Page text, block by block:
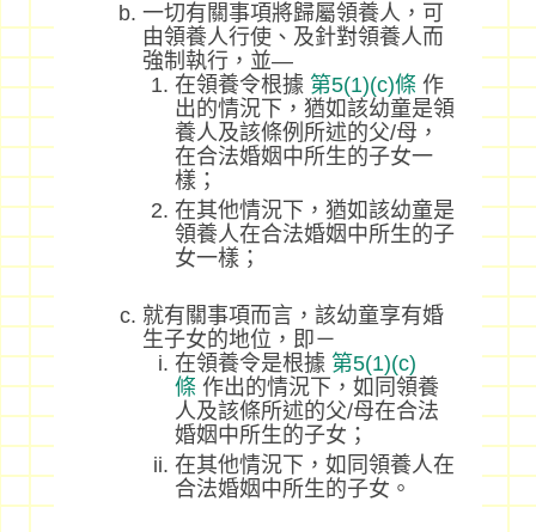
一切有關事項將歸屬領養人，可
由領養人行使、及針對領養人而
強制執行，並—
在領養令根據 第5(1)(c)條 作
出的情況下，猶如該幼童是領
養人及該條例所述的父/母，
在合法婚姻中所生的子女一
樣；
在其他情況下，猶如該幼童是
領養人在合法婚姻中所生的子
女一樣；
就有關事項而言，該幼童享有婚
生子女的地位，即－
在領養令是根據 第5(1)(c)
條 作出的情況下，如同領養
人及該條所述的父/母在合法
婚姻中所生的子女；
在其他情況下，如同領養人在
合法婚姻中所生的子女。